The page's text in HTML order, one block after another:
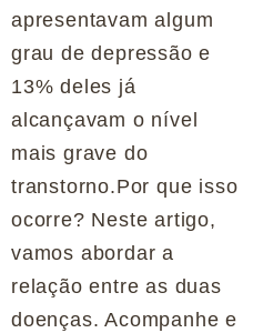
apresentavam algum
grau de depressão e
13% deles já
alcançavam o nível
mais grave do
transtorno.Por que isso
ocorre? Neste artigo,
vamos abordar a
relação entre as duas
doenças. Acompanhe e